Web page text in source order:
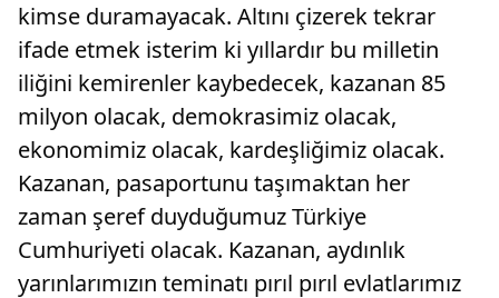
kimse duramayacak. Altını çizerek tekrar
ifade etmek isterim ki yıllardır bu milletin
iliğini kemirenler kaybedecek, kazanan 85
milyon olacak, demokrasimiz olacak,
ekonomimiz olacak, kardeşliğimiz olacak.
Kazanan, pasaportunu taşımaktan her
zaman şeref duyduğumuz Türkiye
Cumhuriyeti olacak. Kazanan, aydınlık
yarınlarımızın teminatı pırıl pırıl evlatlarımız